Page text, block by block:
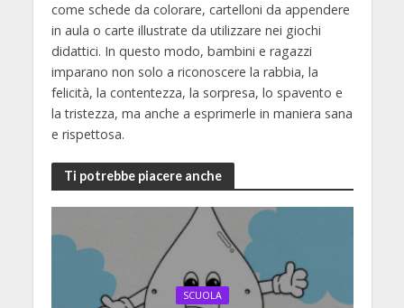
come schede da colorare, cartelloni da appendere
in aula o carte illustrate da utilizzare nei giochi
didattici. In questo modo, bambini e ragazzi
imparano non solo a riconoscere la rabbia, la
felicità, la contentezza, la sorpresa, lo spavento e
la tristezza, ma anche a esprimerle in maniera sana
e rispettosa.
Ti potrebbe piacere anche
SCUOLA